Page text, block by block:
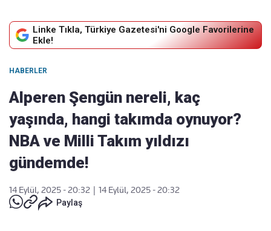
Linke Tıkla, Türkiye Gazetesi'ni Google Favorilerine
Ekle!
HABERLER
Alperen Şengün nereli, kaç
yaşında, hangi takımda oynuyor?
NBA ve Milli Takım yıldızı
gündemde!
14 Eylül, 2025 - 20:32
14 Eylül, 2025 - 20:32
Paylaş